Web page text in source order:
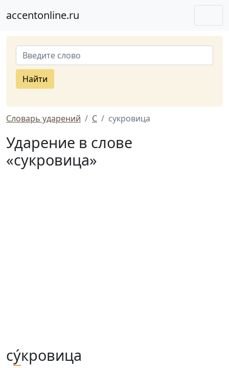
accentonline.ru
Найти
Словарь ударений С сукровица
Ударение в слове
«сукровица»
су́кровица